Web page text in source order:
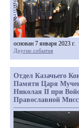
основан 7 января 2023 г.
Другие события
Отдел Казачьего
Памяти Царя
Николая II при
Православной